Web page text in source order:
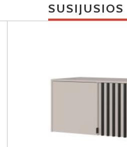
SUSIJUSIOS